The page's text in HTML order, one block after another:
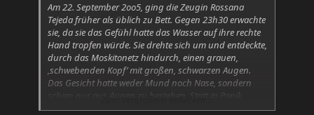
Am 22. September 2oo5, ging die Zeugin Rossana
Tejeda früher als üblich zu Bett. Gegen 23h30 erwachte
sie, da sie das Gefühl hatte das Wasser auf ihre rechte
Hand tropfen würde. Sie drehte sich um und entdeckte,
durch das Moskitonetz hindurch, einen grauen,
‚schwebenden Kopf’ mit großen, schwarzen Augen.
Das Gesicht hatte weder Mund noch Nase, sondern
schien nur aus Augen zu bestehen. Statt in Panik
auszubrechen blieb die Frau cool und sagte dem